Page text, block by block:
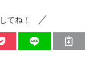
てね！